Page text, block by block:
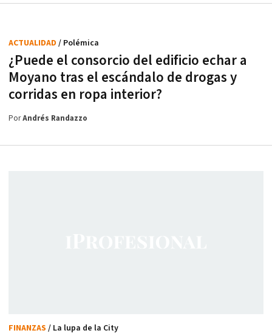
¿Puede el consorcio del edificio echar a
Moyano tras el escándalo de drogas y
corridas en ropa interior?
ACTUALIDAD / Polémica
PorAndrés Randazzo
FINANZAS / La lupa de la City